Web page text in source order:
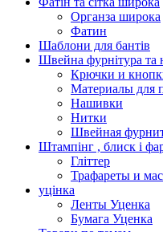
Органза широка
Фатин
Шаблони для бантів
Швейна фурнітура та
Крючки и
Материалы для
Нашивки
Нитки
Швейная
Штампінг , блиск і
Гліттер
Трафареты и
уцінка
Ленты Уценка
Бумага Уценка